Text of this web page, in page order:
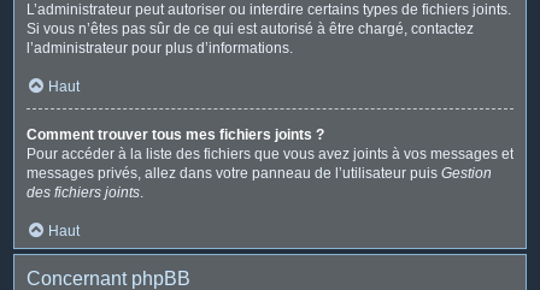
L’administrateur peut autoriser ou interdire certains types de fichiers joints.
Si vous n’êtes pas sûr de ce qui est autorisé à être chargé, contactez
l’administrateur pour plus d’informations.
Haut
Comment trouver tous mes fichiers joints ?
Pour accéder à la liste des fichiers que vous avez joints à vos messages et
messages privés, allez dans votre panneau de l’utilisateur puis Gestion
des fichiers joints.
Haut
Concernant phpBB